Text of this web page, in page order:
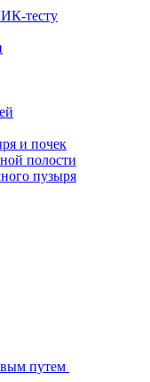
тесту
и почек
полости
пузыря
путем